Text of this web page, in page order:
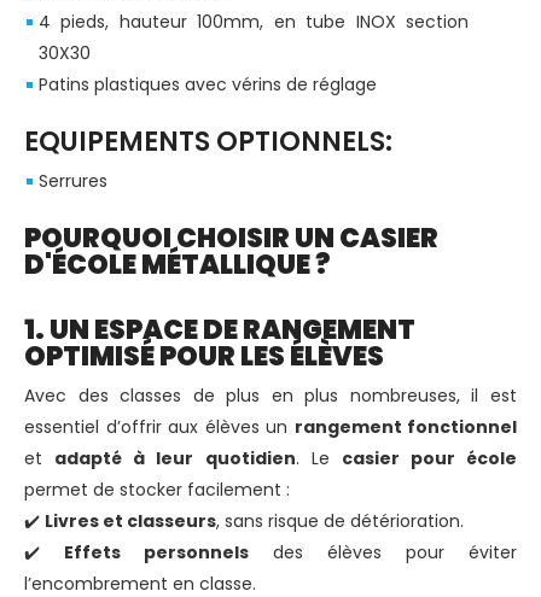
4 pieds, hauteur 100mm, en tube INOX section
30X30
Patins plastiques avec vérins de réglage
EQUIPEMENTS OPTIONNELS:
Serrures
POURQUOI CHOISIR UN CASIER
D'ÉCOLE MÉTALLIQUE ?
1. UN ESPACE DE RANGEMENT
OPTIMISÉ POUR LES ÉLÈVES
Avec des classes de plus en plus nombreuses, il est
essentiel d’offrir aux élèves un rangement fonctionnel
et adapté à leur quotidien. Le casier pour école
permet de stocker facilement :
✔️ Livres et classeurs, sans risque de détérioration.
✔️ Effets personnels des élèves pour éviter
l’encombrement en classe.